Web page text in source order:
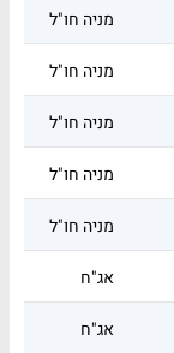
מניה חו"ל
מניה חו"ל
מניה חו"ל
מניה חו"ל
מניה חו"ל
אג"ח
אג"ח